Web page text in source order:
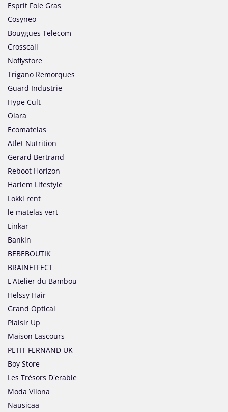
Esprit Foie Gras
Cosyneo
Bouygues Telecom
Crosscall
Noflystore
Trigano Remorques
Guard Industrie
Hype Cult
Olara
Ecomatelas
Atlet Nutrition
Gerard Bertrand
Reboot Horizon
Harlem Lifestyle
Lokki rent
le matelas vert
Linkar
Bankin
BEBEBOUTIK
BRAINEFFECT
L'Atelier du Bambou
Helssy Hair
Grand Optical
Plaisir Up
Maison Lascours
PETIT FERNAND UK
Boy Store
Les Trésors D'erable
Moda Vilona
Nausicaa